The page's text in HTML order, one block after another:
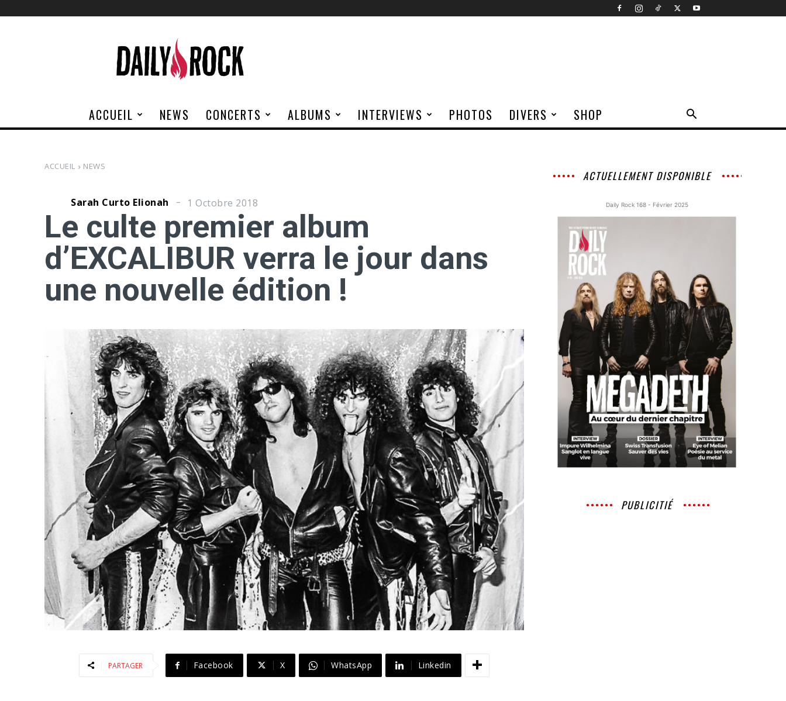
Rock
ACCUEIL NEWS CONCERTS ALBUMS INTERVIEWS PHOTOS DIVERS SHOP
ACCUEIL NEWS
Sarah Curto Elionah 1 Octobre 2018
Le culte premier album
d’EXCALIBUR verra le jour dans
une nouvelle édition !
PARTAGER Facebook X WhatsApp Linkedin
ACTUELLEMENT DISPONIBLE
Daily Rock 168 - Février 2025
PUBLICITIÉ